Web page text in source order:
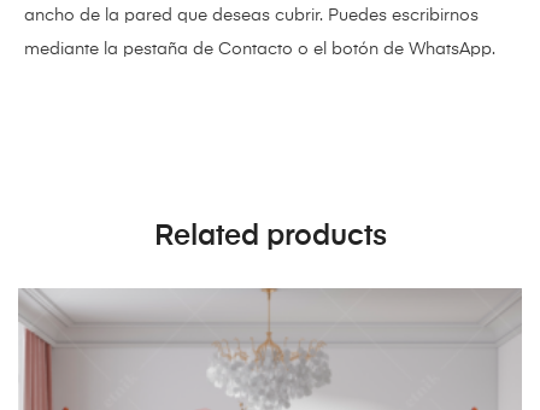
ancho de la pared que deseas cubrir. Puedes escribirnos
mediante la pestaña de Contacto o el botón de WhatsApp.
Related products